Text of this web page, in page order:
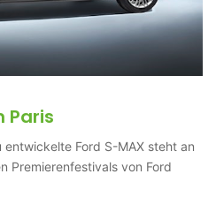
Paris
Ford S-MAX steht an
Premierenfestivals von Ford